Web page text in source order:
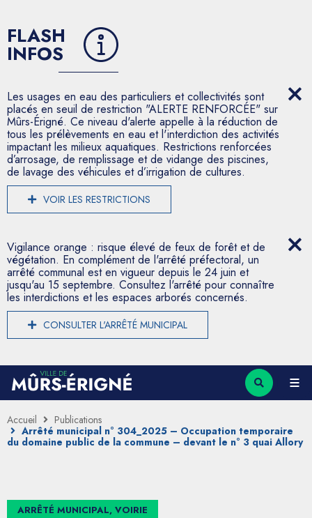
FLASH
INFOS
Les usages en eau des particuliers et collectivités sont
placés en seuil de restriction "ALERTE RENFORCÉE" sur
Mûrs-Érigné. Ce niveau d'alerte appelle à la réduction de
tous les prélèvements en eau et l'interdiction des activités
impactant les milieux aquatiques. Restrictions renforcées
d’arrosage, de remplissage et de vidange des piscines,
de lavage des véhicules et d’irrigation de cultures.
VOIR LES RESTRICTIONS
Vigilance orange : risque élevé de feux de forêt et de
végétation. En complément de l'arrêté préfectoral, un
arrêté communal est en vigueur depuis le 24 juin et
jusqu'au 15 septembre. Consultez l'arrêté pour connaître
les interdictions et les espaces arborés concernés.
CONSULTER L'ARRÊTÉ MUNICIPAL
Accueil
Publications
Arrêté municipal n° 304_2025 – Occupation temporaire
du domaine public de la commune – devant le n° 3 quai Allory
ARRÊTÉ MUNICIPAL, VOIRIE